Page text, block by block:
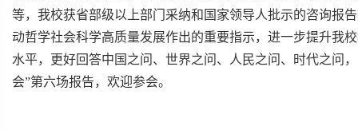
等，我校获省部级以上部门采纳和国家领导人批示的咨询报
动哲学社会科学高质量发展作出的重要指示，进一步提升我
水平，更好回答中国之问、世界之问、人民之问、时代之问
会”第六场报告，欢迎参会。